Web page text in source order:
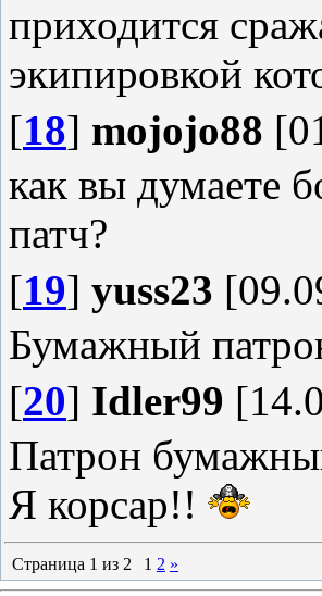
приходится
экипировкой
[18] mojojo88
как вы думаете
патч?
[19] yuss23
Бумажный
[20] Idler99
Патрон
Я корсар!!
Страница 1 из 2 1 2 »